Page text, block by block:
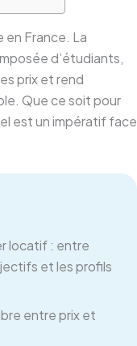
en France. La
d’étudiants,
prix et rend
Que ce soit pour
est un impératif face
locatif : entre
et les profils
entre prix et